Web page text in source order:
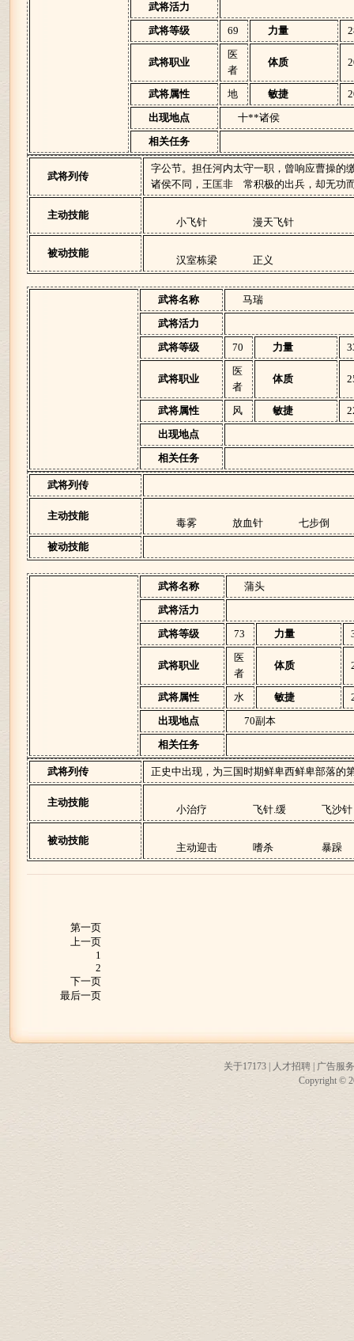
武将活力
武将等级
69 力量
武将职业
医
者
体质
武将属性 地 敏捷
出现地点
十**诸侯
相关任务
武将列传
字公节。担任河内太守一职，曾响应曹操的
诸侯不同，王匡非 常积极的出兵，却无功
主动技能
小飞针 漫天飞针
被动技能
汉室栋梁 正义
武将名称
马瑞
武将活力
武将等级
70 力量
武将职业
医
者
体质
武将属性 风 敏捷
出现地点
相关任务
武将列传
主动技能
毒雾 放血针
七步倒
被动技能
武将名称
蒲头
武将活力
武将等级
73 力量
武将职业
医
者
体质
武将属性 水 敏捷
出现地点
70副本
相关任务
武将列传 正史中出现，为三国时期鲜卑西鲜卑部落的
主动技能
小治疗 飞针.缓 飞沙针
被动技能
主动迎击 嗜杀 暴躁
第一页
上一页
1
2
下一页
最后一页
关于17173 人才招聘
广告服务
Copyright ©